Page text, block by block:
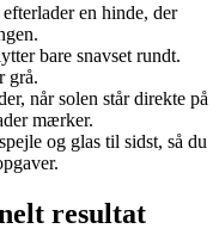
en hinde, der
bare snavset rundt.
grå.
når solen står direkte på
mærker.
og glas til sidst, så du
resultat